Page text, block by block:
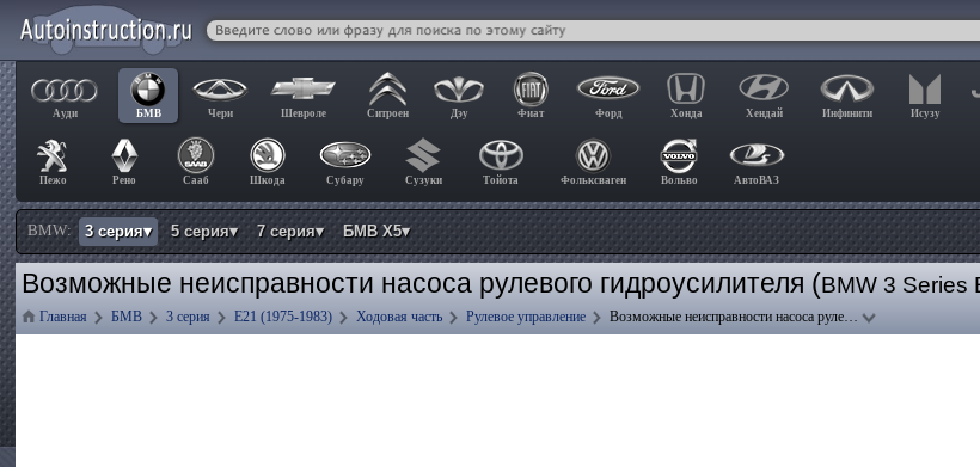
Ауди БМВ Чери Шевроле Ситроен Дэу Фиат Форд Хонда Хендай Инфинити Исузу
Пежо Рено Сааб Шкода Субару Сузуки Тойота Фольксваген Вольво АвтоВАЗ
BMW: 3 серия▾ 5 серия▾ 7 серия▾ БМВ Х5▾
Возможные неисправности насоса рулевого гидроусилителя (BMW 3 Series
Главная БМВ 3 серия E21 (1975-1983) Ходовая часть Рулевое управление Возможные неисправности насоса руле…